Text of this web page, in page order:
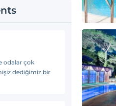
odalar çok
dediğimiz bir